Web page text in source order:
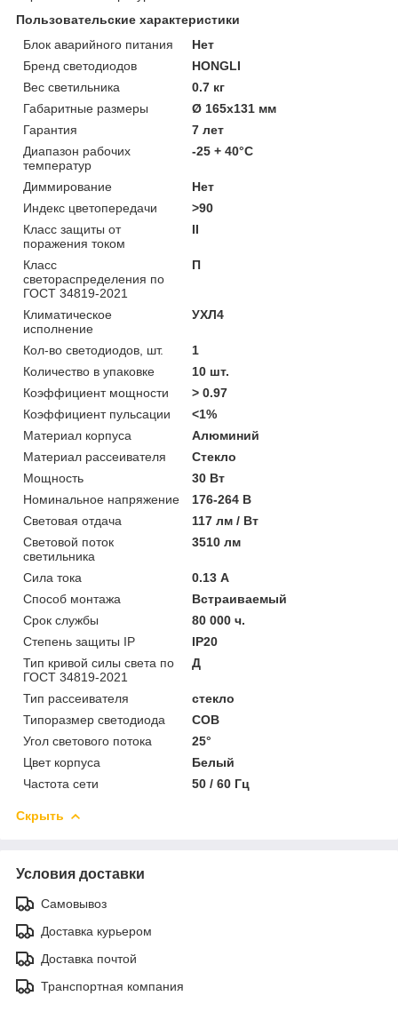
Пользовательские характеристики
Блок аварийного питания
Нет
Бренд светодиодов
HONGLI
Вес светильника
0.7 кг
Габаритные размеры
Ø 165х131 мм
Гарантия
7 лет
Диапазон рабочих
температур
-25 + 40°C
Диммирование
Нет
Индекс цветопередачи
>90
Класс защиты от
поражения током
II
Класс
светораспределения по
ГОСТ 34819-2021
П
Климатическое
исполнение
УХЛ4
Кол-во светодиодов, шт.
1
Количество в упаковке
10 шт.
Коэффициент мощности
> 0.97
Коэффициент пульсации
<1%
Материал корпуса
Алюминий
Материал рассеивателя
Стекло
Мощность
30 Вт
Номинальное напряжение
176-264 В
Световая отдача
117 лм / Вт
Световой поток
светильника
3510 лм
Сила тока
0.13 А
Способ монтажа
Встраиваемый
Срок службы
80 000 ч.
Степень защиты IP
IP20
Тип кривой силы света по
ГОСТ 34819-2021
Д
Тип рассеивателя
стекло
Типоразмер светодиода
COB
Угол светового потока
25°
Цвет корпуса
Белый
Частота сети
50 / 60 Гц
Скрыть
Условия доставки
Самовывоз
Доставка курьером
Доставка почтой
Транспортная компания